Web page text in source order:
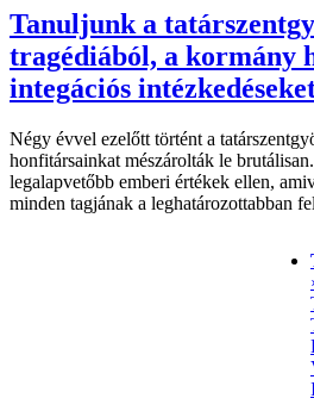
Tanuljunk a
tragédiából, a kormány
integációs
Négy évvel ezelőtt történt a
honfitársainkat mészárolták le
legalapvetőbb emberi értékek ellen,
minden tagjának a leghatározottabban